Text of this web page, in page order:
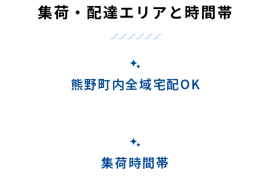
集荷・配達エリアと時間帯
熊野町内全域宅配OK
集荷時間帯